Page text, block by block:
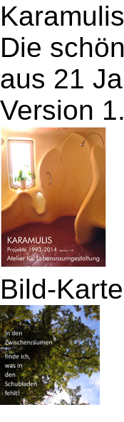
Die
aus 21
Version
Bild-